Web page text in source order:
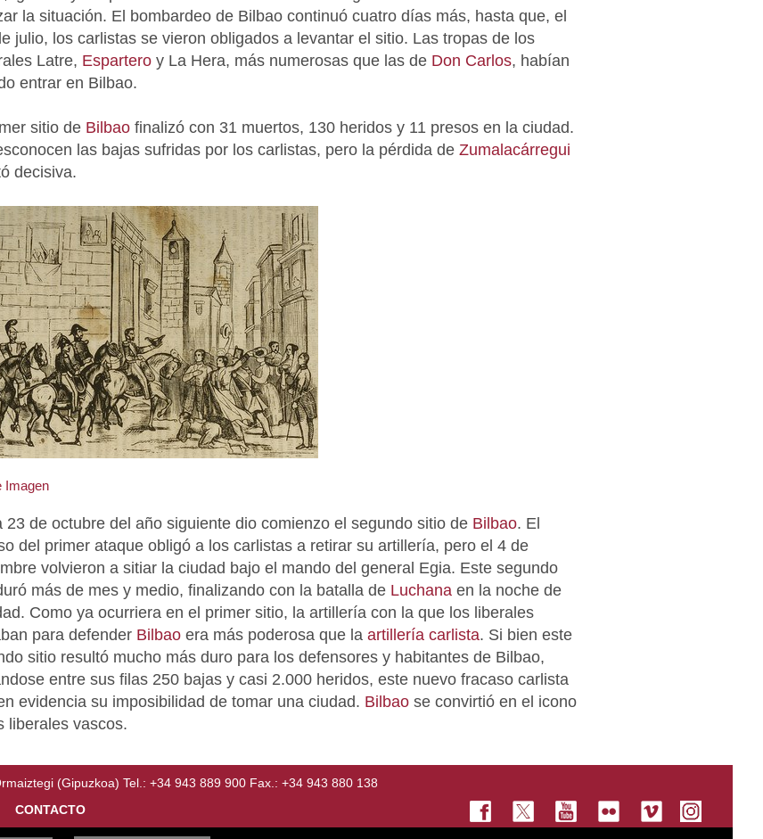
la situación. El bombardeo de Bilbao continuó cuatro días más, hasta que, el
julio, los carlistas se vieron obligados a levantar el sitio. Las tropas de los
Latre, Esparteroy La Hera, más numerosas que las de Don Carlos, habían
entrar en Bilbao.
sitio de Bilbaofinalizó con 31 muertos, 130 heridos y 11 presos en la ciudad.
las bajas sufridas por los carlistas, pero la pérdida de Zumalacárregui
decisiva.
Imagen
23 de octubre del año siguiente dio comienzo el segundo sitio de Bilbao. El
del primer ataque obligó a los carlistas a retirar su artillería, pero el 4 de
volvieron a sitiar la ciudad bajo el mando del general Egia. Este segundo
más de mes y medio, finalizando con la batalla deLuchanaen la noche de
Como ya ocurriera en el primer sitio, la artillería con la que los liberales
para defender Bilbaoera más poderosa que la artillería carlista. Si bien este
sitio resultó mucho más duro para los defensores y habitantes de Bilbao,
entre sus filas 250 bajas y casi 2.000 heridos, este nuevo fracaso carlista
evidencia su imposibilidad de tomar una ciudad. Bilbaose convirtió en el icono
liberales vascos.
(Gipuzkoa) Tel.: +34 943 889 900 Fax.: +34 943 880 138
CONTACTO